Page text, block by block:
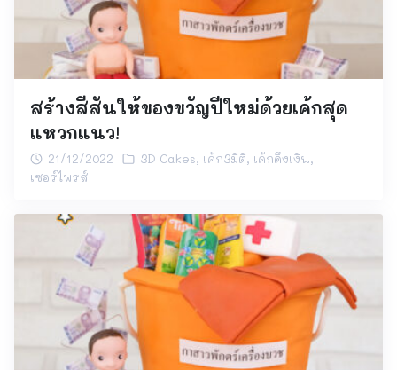
สร้างสีสันให้ของขวัญปีใหม่ด้วยเค้กสุด
แหวกแนว!
21/12/2022 3D Cakes, เค้ก3มิติ, เค้กดึงเงิน,
เซอร์ไพรส์